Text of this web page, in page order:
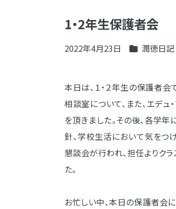
1・2年生保護者会
2022年4月23日 潤徳日記
本日は、１・２年生の保護者
相談室について、また、エデ
を頂きました。その後、各学
針、学校生活において気をつ
懇談会が行われ、担任よりク
た。
お忙しい中、本日の保護者会